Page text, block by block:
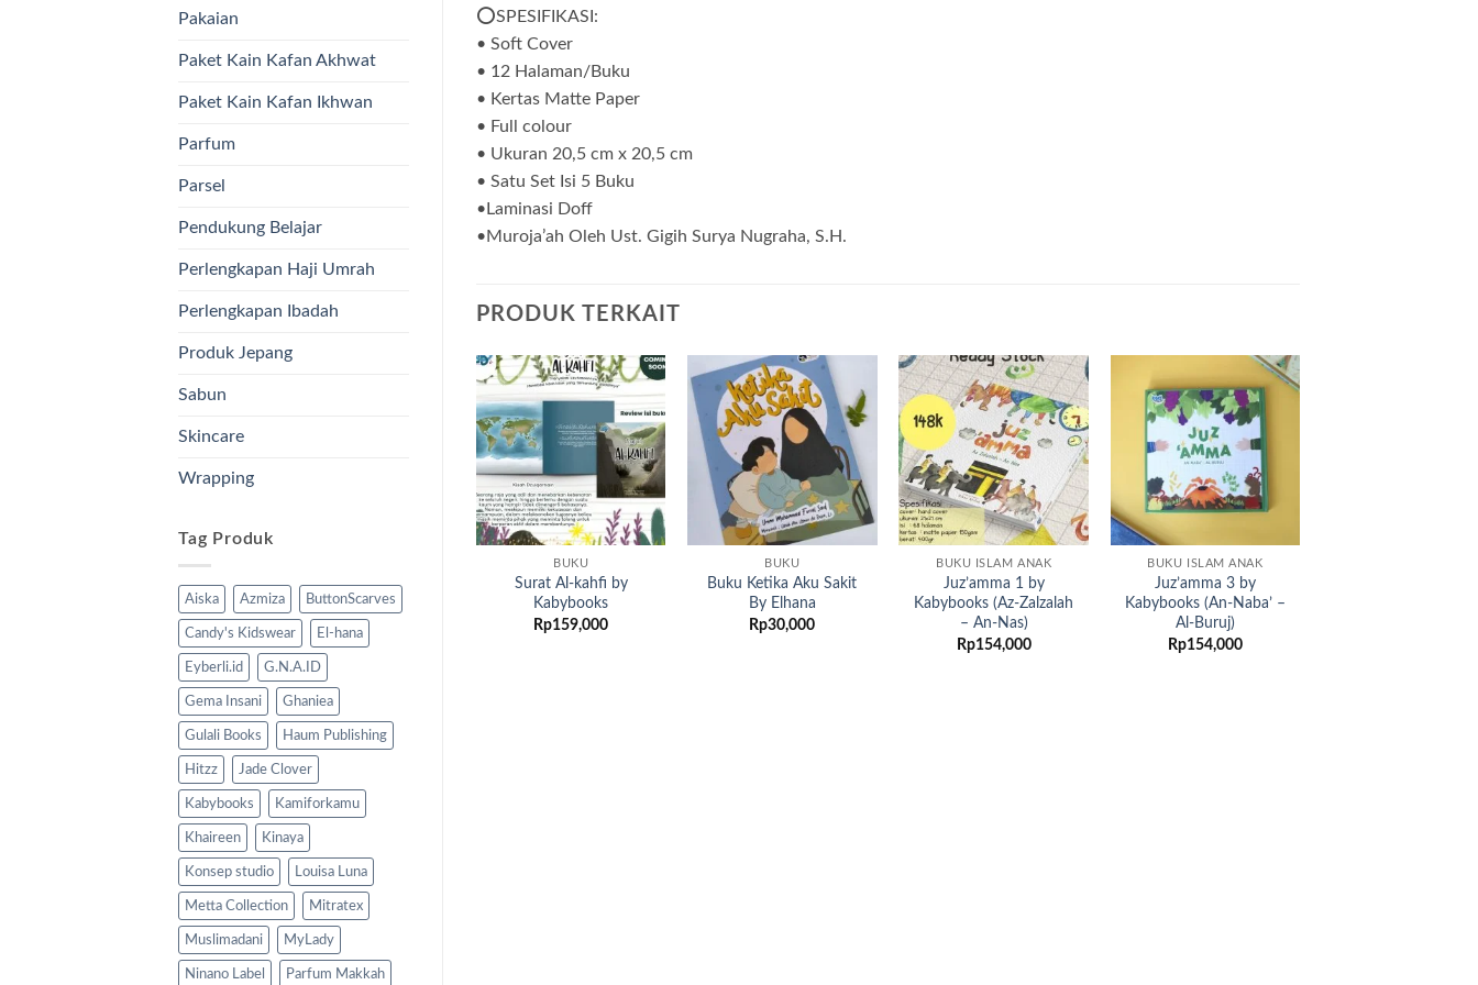
Pakaian
Paket Kain Kafan Akhwat
Paket Kain Kafan Ikhwan
Parfum
Parsel
Pendukung Belajar
Perlengkapan Haji Umrah
Perlengkapan Ibadah
Produk Jepang
Sabun
Skincare
Wrapping
Tag Produk
Aiska Azmiza ButtonScarves
Candy's Kidswear El-hana
Eyberli.id G.N.A.ID
Gema Insani Ghaniea
Gulali Books Haum Publishing
Hitzz Jade Clover
Kabybooks Kamiforkamu
Khaireen Kinaya
Konsep studio Louisa Luna
Metta Collection Mitratex
Muslimadani MyLady
Ninano Label Parfum Makkah
⭕SPESIFIKASI:
• Soft Cover
• 12 Halaman/Buku
• Kertas Matte Paper
• Full colour
• Ukuran 20,5 cm x 20,5 cm
• Satu Set Isi 5 Buku
•Laminasi Doff
•Muroja’ah Oleh Ust. Gigih Surya Nugraha, S.H.
PRODUK TERKAIT
Add to
wishlist
BUKU
Surat Al-kahfi by
Kabybooks
Rp159,000
Add to
wishlist
BUKU
Buku Ketika Aku Sakit
By Elhana
Rp30,000
Add to
wishlist
BUKU ISLAM ANAK
Juz’amma 1 by
Kabybooks (Az-Zalzalah
– An-Nas)
Rp154,000
Add to
BUKU ISLAM ANAK
Juz’amma 3 by
Kabybooks (An-Naba’ –
Al-Buruj)
Rp154,000